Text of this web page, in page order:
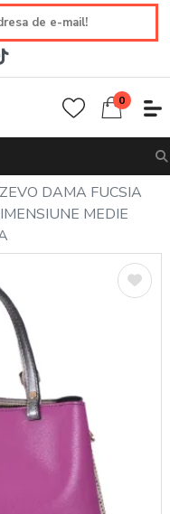
0
DAMA FUCSIA
MEDIE